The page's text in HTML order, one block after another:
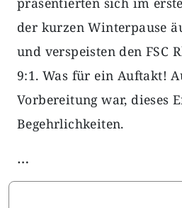
der kurzen Winterpause
und verspeisten den FSC
9:1. Was für ein Auftakt!
Vorbereitung war, dieses
Begehrlichkeiten.
…